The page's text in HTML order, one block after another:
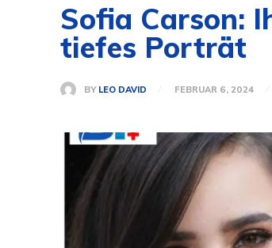
Sofia Carson:
tiefes Porträt
BY LEO DAVID FEBRUAR 6, 2024